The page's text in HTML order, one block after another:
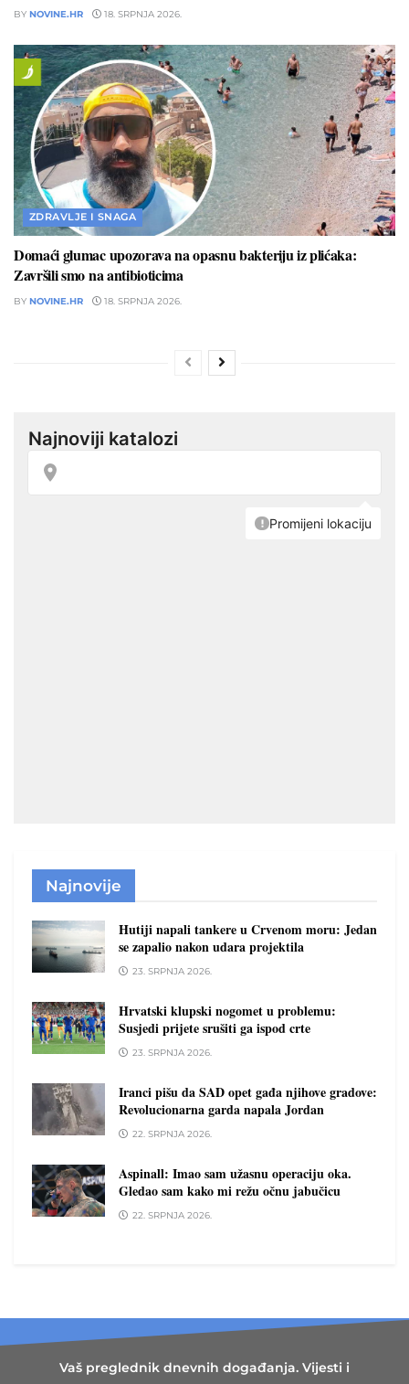
BY NOVINE.HR 18. SRPNJA 2026.
ZDRAVLJE I SNAGA
Domaći glumac upozorava na opasnu bakteriju iz plićaka:
Završili smo na antibioticima
BY NOVINE.HR 18. SRPNJA 2026.
Najnovije
Hutiji napali tankere u Crvenom moru: Jedan
se zapalio nakon udara projektila
23. SRPNJA 2026.
Hrvatski klupski nogomet u problemu:
Susjedi prijete srušiti ga ispod crte
23. SRPNJA 2026.
Iranci pišu da SAD opet gađa njihove gradove:
Revolucionarna garda napala Jordan
22. SRPNJA 2026.
Aspinall: Imao sam užasnu operaciju oka.
Gledao sam kako mi režu očnu jabučicu
22. SRPNJA 2026.
Vaš preglednik dnevnih događanja. Vijesti i